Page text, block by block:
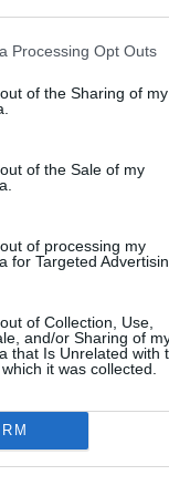
Processing Opt Outs
of the Sharing of my
of the Sale of my
of processing my
for Targeted
of Collection, Use,
and/or Sharing of
that Is Unrelated with
it was collected.
PEREZA O
al que queremos ir,
Esas
más que
menos) más
verdad” hacen que
que reciben
procedan de un clic
2008
de
uno de los tres
Yahoo! o
que añadir que la
de la Web no son
página
a la página